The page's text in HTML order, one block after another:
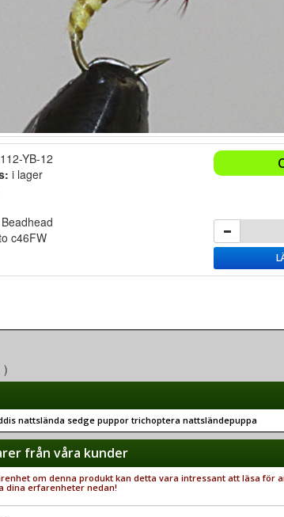
YB-12
i lager
Beadhead
c46FW
)
nattslända sedge puppor trichoptera nattsländepuppa
från våra kunder
om denna produkt kan detta vara intressant att läsa för
dina erfarenheter nedan!